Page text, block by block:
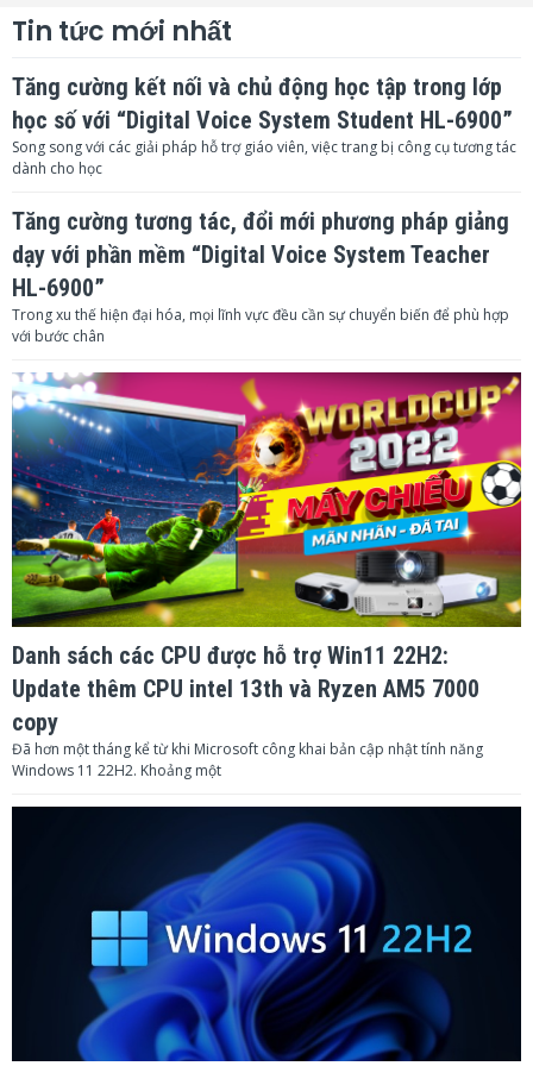
Tin tức mới nhất
Tăng cường kết nối và chủ động học tập trong lớp
học số với “Digital Voice System Student HL-6900”
Song song với các giải pháp hỗ trợ giáo viên, việc trang bị công cụ tương tác
dành cho học
Tăng cường tương tác, đổi mới phương pháp giảng
dạy với phần mềm “Digital Voice System Teacher
HL-6900”
Trong xu thế hiện đại hóa, mọi lĩnh vực đều cần sự chuyển biến để phù hợp
với bước chân
Danh sách các CPU được hỗ trợ Win11 22H2:
Update thêm CPU intel 13th và Ryzen AM5 7000
copy
Đã hơn một tháng kể từ khi Microsoft công khai bản cập nhật tính năng
Windows 11 22H2. Khoảng một